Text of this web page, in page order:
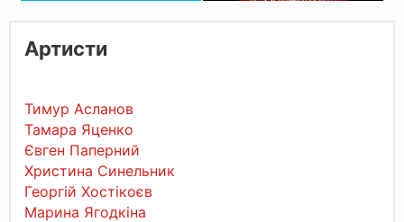
Артисти
Тимур Асланов
Тамара Яценко
Євген Паперний
Христина Синельник
Георгій Хостікоєв
Марина Ягодкіна